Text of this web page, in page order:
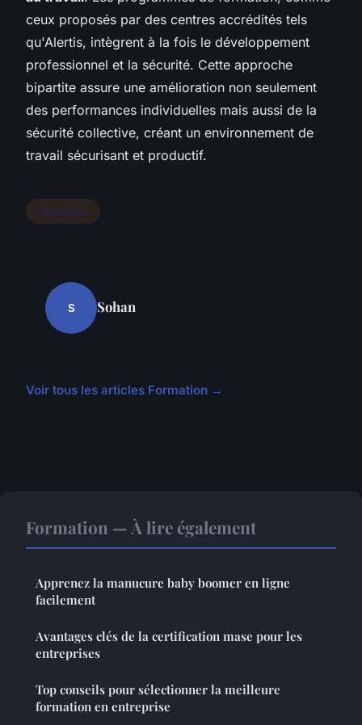
ceux proposés par des centres accrédités tels
qu'Alertis, intègrent à la fois le développement
professionnel et la sécurité. Cette approche
bipartite assure une amélioration non seulement
des performances individuelles mais aussi de la
sécurité collective, créant un environnement de
travail sécurisant et productif.
Formation
S Sohan
Voir tous les articles Formation →
Formation — À lire également
Apprenez la manucure baby boomer en ligne
facilement
Avantages clés de la certification mase pour les
entreprises
Top conseils pour sélectionner la meilleure
formation en entreprise